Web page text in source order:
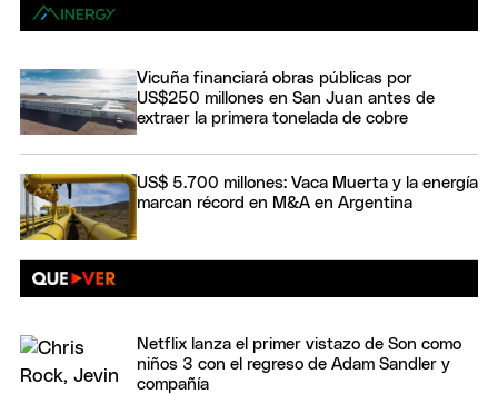
Vicuña financiará obras públicas por
US$250 millones en San Juan antes de
extraer la primera tonelada de cobre
US$ 5.700 millones: Vaca Muerta y la energía
marcan récord en M&A en Argentina
Netflix lanza el primer vistazo de Son como
niños 3 con el regreso de Adam Sandler y
compañía